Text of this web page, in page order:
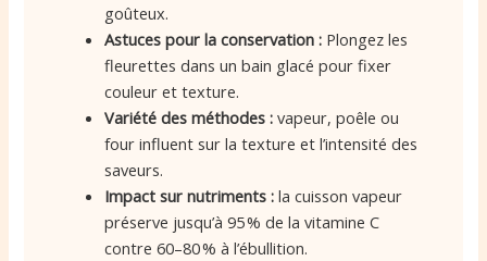
goûteux.
Astuces pour la conservation : Plongez les
fleurettes dans un bain glacé pour fixer
couleur et texture.
Variété des méthodes : vapeur, poêle ou
four influent sur la texture et l’intensité des
saveurs.
Impact sur nutriments : la cuisson vapeur
préserve jusqu’à 95 % de la vitamine C
contre 60–80 % à l’ébullition.